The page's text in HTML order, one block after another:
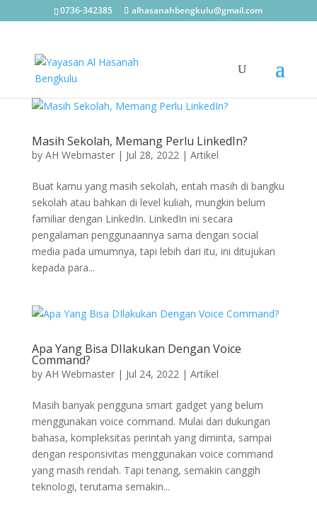
0736-342385 alhasanahbengkulu@gmail.com
Masih Sekolah, Memang Perlu LinkedIn?
by AH Webmaster| Jul 28, 2022| Artikel
Buat kamu yang masih sekolah, entah masih di bangku
sekolah atau bahkan di level kuliah, mungkin belum
familiar dengan LinkedIn. LinkedIn ini secara
pengalaman penggunaannya sama dengan social
media pada umumnya, tapi lebih dari itu, ini ditujukan
kepada para...
Apa Yang Bisa DIlakukan Dengan Voice
Command?
by AH Webmaster| Jul 24, 2022| Artikel
Masih banyak pengguna smart gadget yang belum
menggunakan voice command. Mulai dari dukungan
bahasa, kompleksitas perintah yang diminta, sampai
dengan responsivitas menggunakan voice command
yang masih rendah. Tapi tenang, semakin canggih
teknologi, terutama semakin...